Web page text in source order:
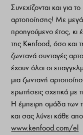
Συνεχίζονται και για
αρτοποίησης! Με
προηγούμενο έτος, κι
της Kenfood, όσο και
ζωντανά συνταγές
έχουν όλοι οι
μια ζωντανή
ερωτήσεις σχετικά με
Η έμπειρη ομάδα των
και σας λύνει κάθε
www.kenfood.com/el